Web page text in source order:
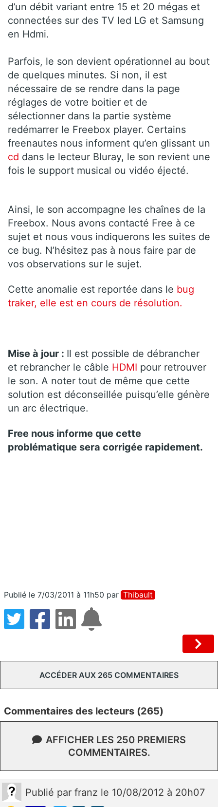
d’un débit variant entre 15 et 20 mégas et
connectées sur des TV led LG et Samsung
en Hdmi.
Parfois, le son devient opérationnel au bout
de quelques minutes. Si non, il est
nécessaire de se rendre dans la page
réglages de votre boitier et de
sélectionner dans la partie système
redémarrer le Freebox player. Certains
freenautes nous informent qu’en glissant un
cd dans le lecteur Bluray, le son revient une
fois le support musical ou vidéo éjecté.
Ainsi, le son accompagne les chaînes de la
Freebox. Nous avons contacté Free à ce
sujet et nous vous indiquerons les suites de
ce bug. N’hésitez pas à nous faire par de
vos observations sur le sujet.
Cette anomalie est reportée dans le bug
traker, elle est en cours de résolution.
Mise à jour : Il est possible de débrancher
et rebrancher le câble HDMI pour retrouver
le son. A noter tout de même que cette
solution est déconseillée puisqu’elle génère
un arc électrique.
Free nous informe que cette
problématique sera corrigée rapidement.
Publié le 7/03/2011 à 11h50 par Thibault
ACCÉDER AUX 265 COMMENTAIRES
Commentaires des lecteurs (265)
AFFICHER LES 250 PREMIERS
COMMENTAIRES.
Publié par franz le 10/08/2012 à 20h07